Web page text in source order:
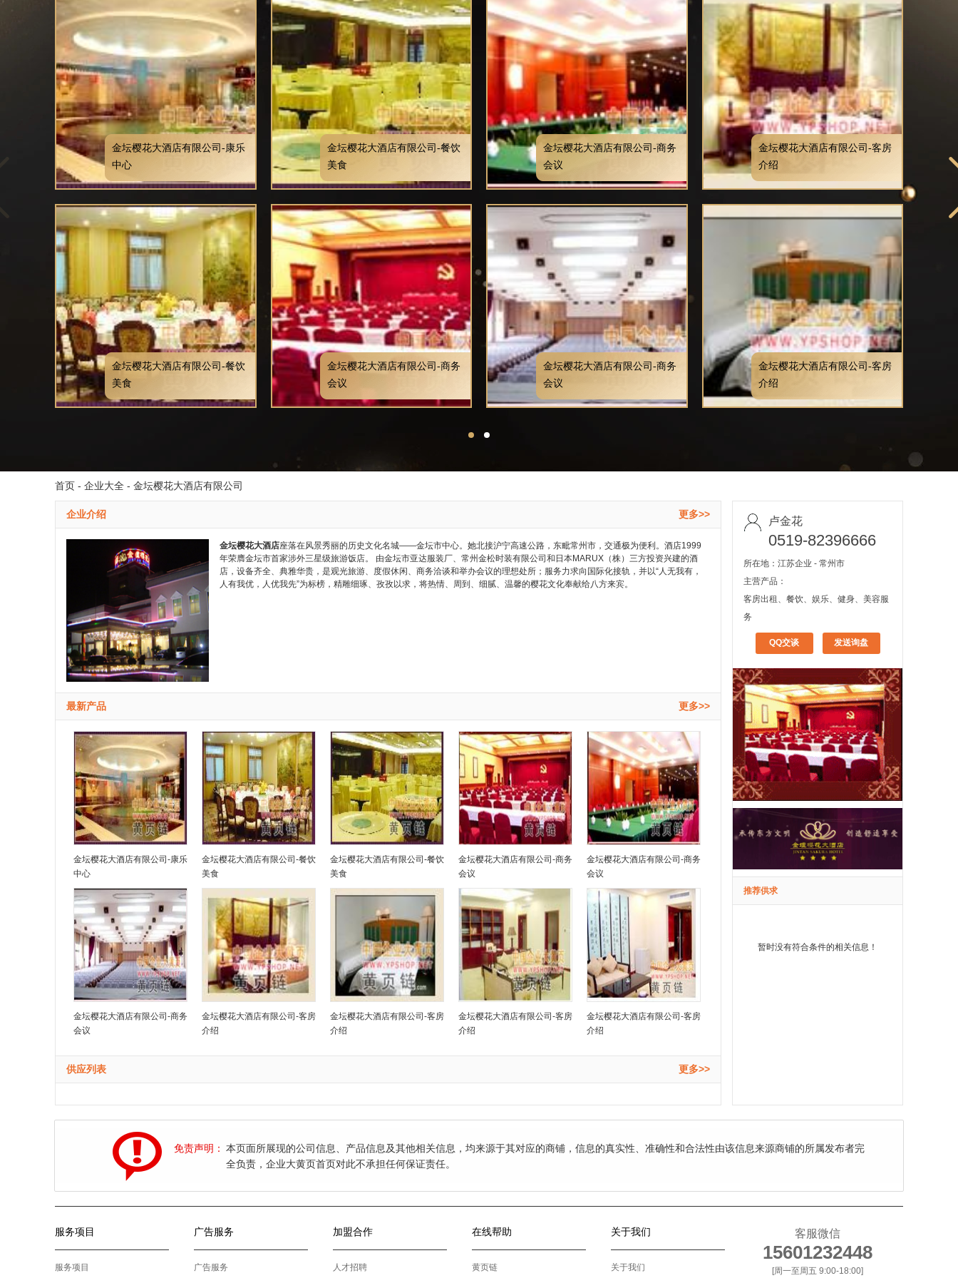
金坛樱花大酒店有限公司-康乐
中心
金坛樱花大酒店有限公司-餐饮
美食
金坛樱花大酒店有限公司-餐饮
美食
金坛樱花大酒店有限公司-商务
会议
金坛樱花大酒店有限公司-商务
会议
金坛樱花大酒店有限公司-商务
会议
金坛樱花大酒店有限公司-客房
介绍
金坛樱花大酒店有限公司-客房
介绍
首页 - 企业大全 - 金坛樱花大酒店有限公司
企业介绍 更多>>
金坛樱花大酒店座落在风景秀丽的历史文化名城——金坛市中心。她北接沪宁高速公路，东毗常州市，交通极为便利。酒店1999
年荣膺金坛市首家涉外三星级旅游饭店。 由金坛市亚达服装厂、常州金松时装有限公司和日本MARUX（株）三方投资兴建的酒
店，设备齐全、典雅华贵，是观光旅游、度假休闲、商务洽谈和举办会议的理想处所；服务力求向国际化接轨，并以“人无我有，
人有我优，人优我先”为标榜，精雕细琢、孜孜以求，将热情、周到、细腻、温馨的樱花文化奉献给八方来宾。
最新产品 更多>>
金坛樱花大酒店有限公司-康乐
中心
金坛樱花大酒店有限公司-餐饮
美食
金坛樱花大酒店有限公司-餐饮
美食
金坛樱花大酒店有限公司-商务
会议
金坛樱花大酒店有限公司-商务
会议
金坛樱花大酒店有限公司-商务
会议
金坛樱花大酒店有限公司-客房
介绍
金坛樱花大酒店有限公司-客房
介绍
金坛樱花大酒店有限公司-客房
介绍
金坛樱花大酒店有限公司-客房
介绍
供应列表 更多>>
卢金花
0519-82396666
所在地：江苏企业 - 常州市
主营产品：
客房出租、餐饮、娱乐、健身、美容服
务
QQ交谈 发送询盘
推荐供求
暂时没有符合条件的相关信息！
免责声明： 本页面所展现的公司信息、产品信息及其他相关信息，均来源于其对应的商铺，信息的真实性、准确性和合法性由该信息来源商铺的所属发布者完
全负责，企业大黄页首页对此不承担任何保证责任。
服务项目
服务项目
广告服务
广告服务
加盟合作
人才招聘
在线帮助
黄页链
关于我们
关于我们
客服微信
15601232448
[周一至周五 9:00-18:00]